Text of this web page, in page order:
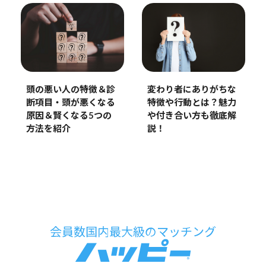
頭の悪い人の特徴＆診
断項目・頭が悪くなる
原因＆賢くなる5つの
方法を紹介
変わり者にありがちな
特徴や行動とは？魅力
や付き合い方も徹底解
説！